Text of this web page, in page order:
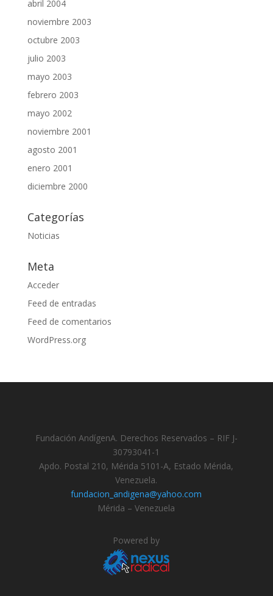
abril 2004
noviembre 2003
octubre 2003
julio 2003
mayo 2003
febrero 2003
mayo 2002
noviembre 2001
agosto 2001
enero 2001
diciembre 2000
Categorías
Noticias
Meta
Acceder
Feed de entradas
Feed de comentarios
WordPress.org
Fundación AndígenA. Derechos Reservados – RIF J-
30793041-1
Apdo. Postal 210, Mérida 5101-A, Estado Mérida,
Venezuela.
fundacion_andigena@yahoo.com
Mérida – Venezuela
Powered by